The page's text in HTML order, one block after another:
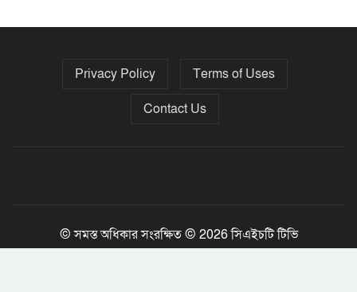
নির্বাচনের তফসিল ৮-১৫ ডিসেম্বরের মধ্যে
Privacy Policy
Terms of Uses
Contact Us
© সমস্ত অধিকার সংরক্ষিত © 2026 সিএইচটি টিভি
Jony Tripura